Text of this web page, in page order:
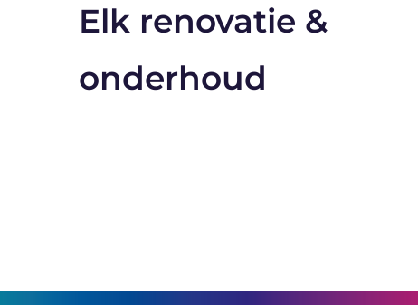
Elk renovatie &
onderhoud